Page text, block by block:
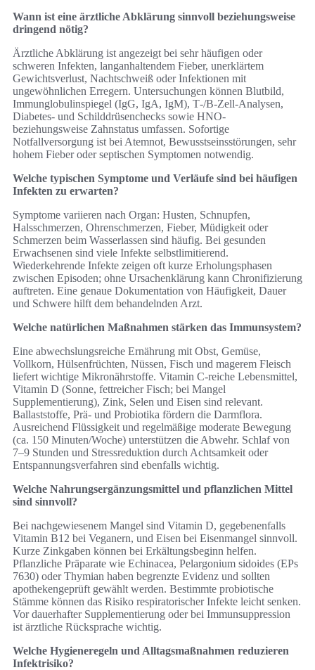
Wann ist eine ärztliche Abklärung sinnvoll beziehungsweise
dringend nötig?
Ärztliche Abklärung ist angezeigt bei sehr häufigen oder
schweren Infekten, langanhaltendem Fieber, unerklärtem
Gewichtsverlust, Nachtschweiß oder Infektionen mit
ungewöhnlichen Erregern. Untersuchungen können Blutbild,
Immunglobulinspiegel (IgG, IgA, IgM), T‑/B‑Zell‑Analysen,
Diabetes‑ und Schilddrüsenchecks sowie HNO‑
beziehungsweise Zahnstatus umfassen. Sofortige
Notfallversorgung ist bei Atemnot, Bewusstseinsstörungen, sehr
hohem Fieber oder septischen Symptomen notwendig.
Welche typischen Symptome und Verläufe sind bei häufigen
Infekten zu erwarten?
Symptome variieren nach Organ: Husten, Schnupfen,
Halsschmerzen, Ohrenschmerzen, Fieber, Müdigkeit oder
Schmerzen beim Wasserlassen sind häufig. Bei gesunden
Erwachsenen sind viele Infekte selbstlimitierend.
Wiederkehrende Infekte zeigen oft kurze Erholungsphasen
zwischen Episoden; ohne Ursachenklärung kann Chronifizierung
auftreten. Eine genaue Dokumentation von Häufigkeit, Dauer
und Schwere hilft dem behandelnden Arzt.
Welche natürlichen Maßnahmen stärken das Immunsystem?
Eine abwechslungsreiche Ernährung mit Obst, Gemüse,
Vollkorn, Hülsenfrüchten, Nüssen, Fisch und magerem Fleisch
liefert wichtige Mikronährstoffe. Vitamin C‑reiche Lebensmittel,
Vitamin D (Sonne, fettreicher Fisch; bei Mangel
Supplementierung), Zink, Selen und Eisen sind relevant.
Ballaststoffe, Prä‑ und Probiotika fördern die Darmflora.
Ausreichend Flüssigkeit und regelmäßige moderate Bewegung
(ca. 150 Minuten/Woche) unterstützen die Abwehr. Schlaf von
7–9 Stunden und Stressreduktion durch Achtsamkeit oder
Entspannungsverfahren sind ebenfalls wichtig.
Welche Nahrungsergänzungsmittel und pflanzlichen Mittel
sind sinnvoll?
Bei nachgewiesenem Mangel sind Vitamin D, gegebenenfalls
Vitamin B12 bei Veganern, und Eisen bei Eisenmangel sinnvoll.
Kurze Zinkgaben können bei Erkältungsbeginn helfen.
Pflanzliche Präparate wie Echinacea, Pelargonium sidoides (EPs
7630) oder Thymian haben begrenzte Evidenz und sollten
apothekengeprüft gewählt werden. Bestimmte probiotische
Stämme können das Risiko respiratorischer Infekte leicht senken.
Vor dauerhafter Supplementierung oder bei Immunsuppression
ist ärztliche Rücksprache wichtig.
Welche Hygieneregeln und Alltagsmaßnahmen reduzieren
Infektrisiko?